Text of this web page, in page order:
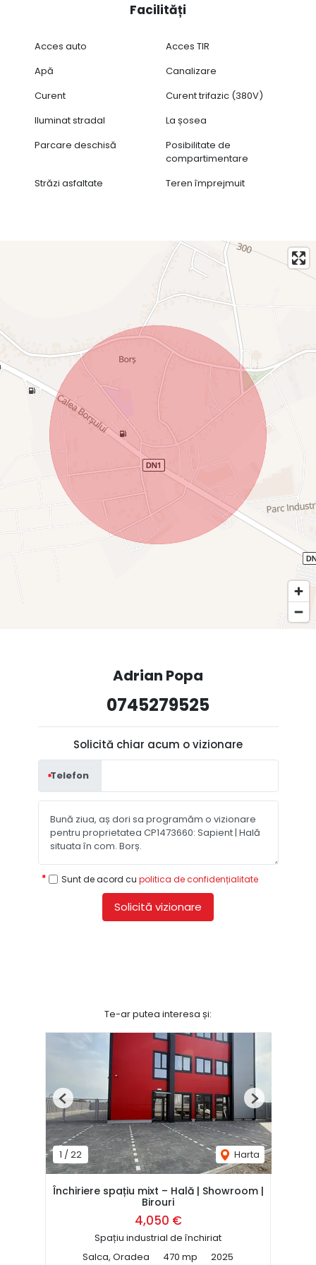
Facilități
Acces auto
Acces TIR
Apă
Canalizare
Curent
Curent trifazic (380V)
Iluminat stradal
La șosea
Parcare deschisă
Posibilitate de
compartimentare
Străzi asfaltate
Teren împrejmuit
Adrian Popa
0745279525
Solicită chiar acum o vizionare
Telefon
Sunt de acord cu politica de confidențialitate
Solicită vizionare
Te-ar putea interesa și:
1 / 22 Harta
Previous Next
Închiriere spațiu mixt – Hală | Showroom |
Birouri
4,050 €
Spațiu industrial de închiriat
Salca, Oradea
470 mp 2025